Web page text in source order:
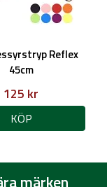
Reflex
45cm
125 kr
KÖP
märken